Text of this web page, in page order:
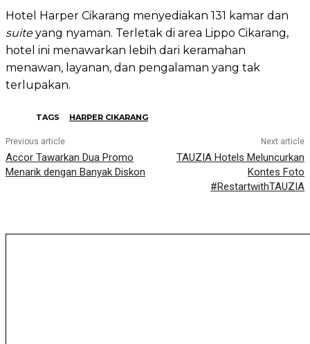
Hotel Harper Cikarang menyediakan 131 kamar dan
suiteyang nyaman. Terletak di area Lippo Cikarang,
hotel ini menawarkan lebih dari keramahan
menawan, layanan, dan pengalaman yang tak
terlupakan.
TAGS HARPER CIKARANG
Previous article
Accor Tawarkan Dua Promo
Menarik dengan Banyak Diskon
Next article
TAUZIA Hotels Meluncurkan
Kontes Foto
#RestartwithTAUZIA